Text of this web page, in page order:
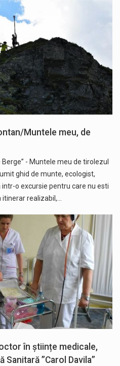
Muntele meu, de
- Muntele meu de tirolezul
ghid de munte, ecologist,
o excursie pentru care nu esti
realizabil,…
în științe medicale,
”Carol Davila”